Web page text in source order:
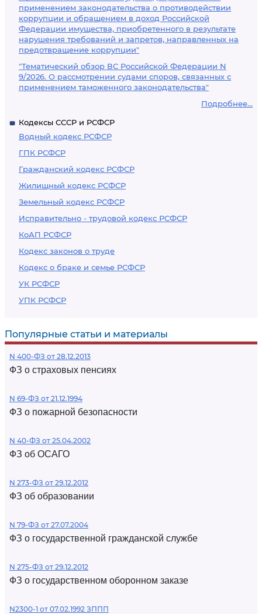
применением законодательства о противодействии
коррупции и обращением в доход Российской
Федерации имущества, приобретенного в результате
нарушения требований и запретов, направленных на
предотвращение коррупции"
"Тематический обзор ВС Российской Федерации N
9/2026. О рассмотрении судами споров, связанных с
применением таможенного законодательства"
Подробнее...
Кодексы СССР и РСФСР
Водный кодекс РСФСР
ГПК РСФСР
Гражданский кодекс РСФСР
Жилищный кодекс РСФСР
Земельный кодекс РСФСР
Исправительно - трудовой кодекс РСФСР
КоАП РСФСР
Кодекс законов о труде
Кодекс о браке и семье РСФСР
УК РСФСР
УПК РСФСР
Популярные статьи и материалы
N 400-ФЗ от 28.12.2013
ФЗ о страховых пенсиях
N 69-ФЗ от 21.12.1994
ФЗ о пожарной безопасности
N 40-ФЗ от 25.04.2002
ФЗ об ОСАГО
N 273-ФЗ от 29.12.2012
ФЗ об образовании
N 79-ФЗ от 27.07.2004
ФЗ о государственной гражданской службе
N 275-ФЗ от 29.12.2012
ФЗ о государственном оборонном заказе
N2300-1 от 07.02.1992 ЗППП